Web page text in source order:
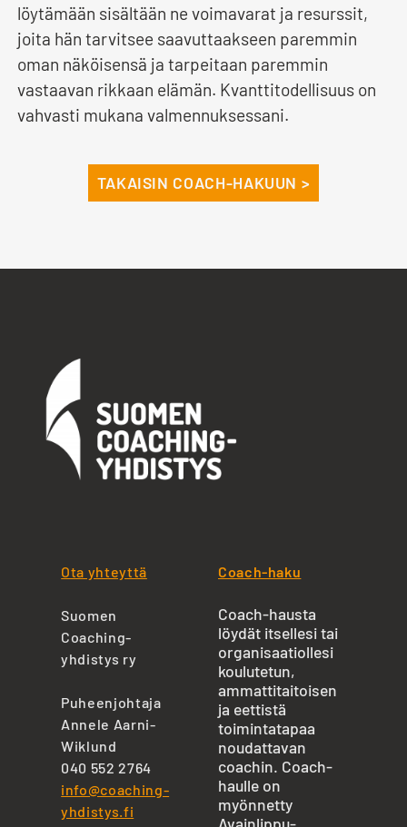
löytämään sisältään ne voimavarat ja resurssit,
joita hän tarvitsee saavuttaakseen paremmin
oman näköisensä ja tarpeitaan paremmin
vastaavan rikkaan elämän. Kvanttitodellisuus on
vahvasti mukana valmennuksessani.
TAKAISIN COACH-HAKUUN >
Ota yhteyttä
Suomen
Coaching-
yhdistys ry
Puheenjohtaja
Annele Aarni-
Wiklund
040 552 2764
info@coaching-
yhdistys.fi
Coach-haku
Coach-hausta
löydät itsellesi tai
organisaatiollesi
koulutetun,
ammattitaitoisen
ja eettistä
toimintatapaa
noudattavan
coachin. Coach-
haulle on
myönnetty